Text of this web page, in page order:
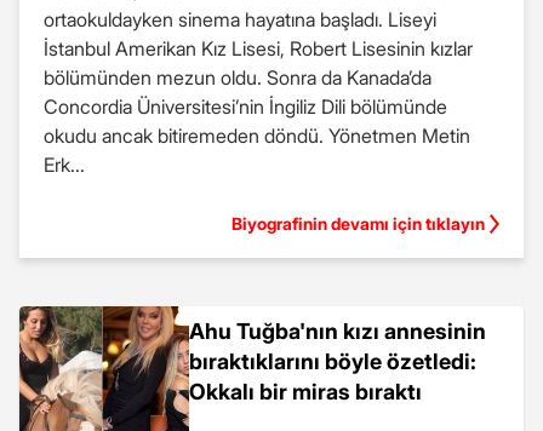
ortaokuldayken sinema hayatına başladı. Liseyi
İstanbul Amerikan Kız Lisesi, Robert Lisesinin kızlar
bölümünden mezun oldu. Sonra da Kanada’da
Concordia Üniversitesi’nin İngiliz Dili bölümünde
okudu ancak bitiremeden döndü. Yönetmen Metin
Erk...
Biyografinin devamı için tıklayın
Ahu Tuğba'nın kızı annesinin
bıraktıklarını böyle özetledi:
Okkalı bir miras bıraktı